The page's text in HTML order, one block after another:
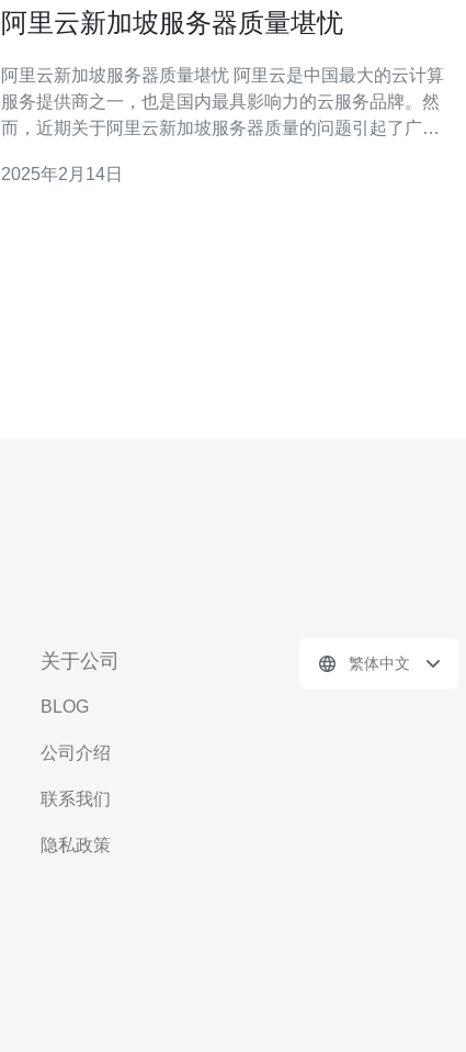
阿里云新加坡服务器质量堪忧
阿里云新加坡服务器质量堪忧 阿里云是中国最大的云计算
服务提供商之一，也是国内最具影响力的云服务品牌。然
而，近期关于阿里云新加坡服务器质量的问题引起了广泛
了严重的延迟问题。无论是访问网页还是进行数据传输，
2025年2月14日
关于公司
BLOG
公司介绍
联系我们
隐私政策
繁体中文